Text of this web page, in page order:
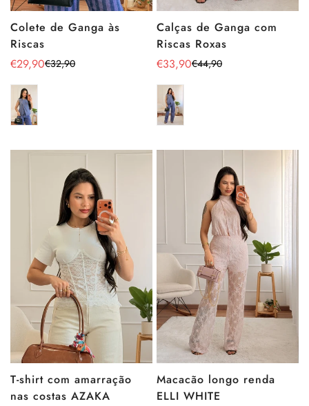
Colete de Ganga às
Riscas
Preço
de
venda
€29,90
Preço
regular
€32,90
Calças de Ganga com
Riscas Roxas
Preço
de
venda
€33,90
Preço
regular
€44,90
T-shirt com amarração
nas costas AZAKA
Macacão longo renda
ELLI WHITE